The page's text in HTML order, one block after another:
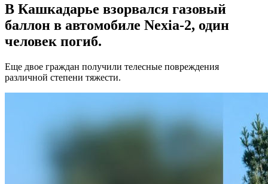
В Кашкадарье взорвался газовый
баллон в автомобиле Nexia-2, один
человек погиб.
Еще двое граждан получили телесные повреждения
различной степени тяжести.